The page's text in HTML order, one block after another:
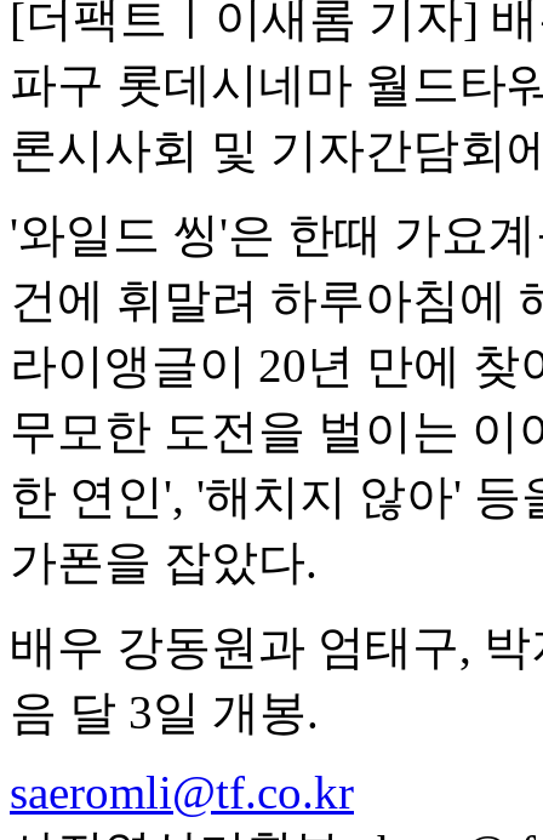
[더팩트ㅣ이새롬 기자]
파구 롯데시네마 월드타
론시사회 및 기자간담회
'와일드 씽'은 한때 가요
건에 휘말려 하루아침에
라이앵글이 20년 만에
무모한 도전을 벌이는 이
한 연인', '해치지 않아'
가폰을 잡았다.
배우 강동원과 엄태구,
음 달 3일 개봉.
saeromli@tf.co.kr